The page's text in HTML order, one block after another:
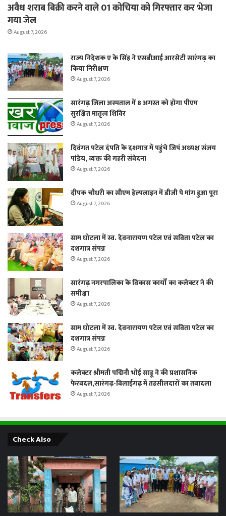
अवैध शराब बिक्री करने वाले 01 कोचिया को गिरफ्तार कर भेजा
गया जेल
August 7, 2026
राज्य निदेशक ए के सिंह ने एसबीआई आरसेटी सारंगढ़ का
किया निरीक्षण
August 7, 2026
सारंगढ़ जिला अस्पताल में 8 अगस्त को होगा पीएम
सुरक्षित मातृत्व शिविर
August 7, 2026
दिवंगत पटेल दंपति के दशगात्र में पहुंचे जिपं अध्यक्ष संजय
पांडेय, व्यक्त की गहरी संवेदना
August 7, 2026
दीपक चौधरी का सीएम हेल्पलाइन में डीजी पे मांग हुआ पूरा
August 7, 2026
ग्राम घोटला में स्व. देवनारायण पटेल एवं सविता पटेल का
दशगात्र संपन्न
August 7, 2026
सारंगढ़ नगरपालिका के विकास कार्यों का कलेक्टर ने की
समीक्षा
August 7, 2026
ग्राम घोटला में स्व. देवनारायण पटेल एवं सविता पटेल का
दशगात्र संपन्न
August 7, 2026
कलेक्टर श्रीमती पद्मिनी भोई साहू ने की प्रशासनिक
फेरबदल,सारंगढ़-बिलाईगढ़ में तहसीलदारों का तबादला
August 7, 2026
Check Also